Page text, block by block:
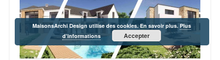
MaisonsArchi Design utilise des cookies. En savoir plus.Plus
d’informations
Accepter